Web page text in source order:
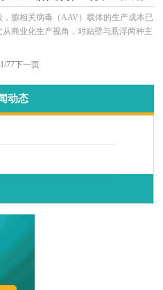
腺相关病毒（AAV）载体的生产成本已
商业化生产视角，对贴壁与悬浮两种主
活性高、启动成本低而具备优势；然
本可降低40%以上。这种成本结构的根
（从细胞工厂到搅拌罐）和下游收获
1/77下一页
动态